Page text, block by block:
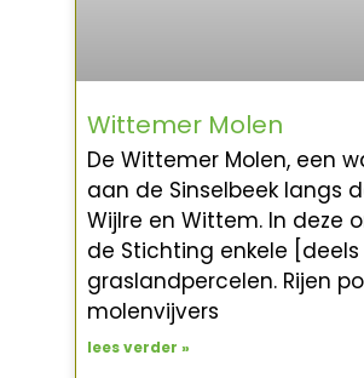
Wittemer Molen
De Wittemer Molen, een
aan de Sinselbeek langs
Wijlre en Wittem. In deze
de Stichting enkele [deels
graslandpercelen. Rijen
molenvijvers
lees verder »